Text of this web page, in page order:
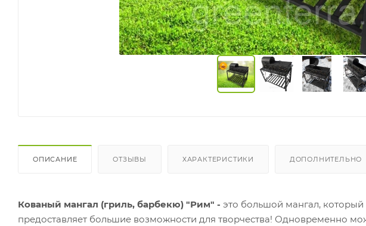
ОПИСАНИЕ ОТЗЫВЫ ХАРАКТЕРИСТИКИ ДОПОЛНИТЕЛЬНО
Кованый мангал (гриль, барбекю) "Рим" - это большой мангал, который
предоставляет большие возможности для творчества! Одновременно